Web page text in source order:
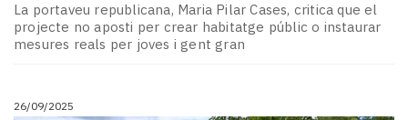
La portaveu republicana, Maria Pilar Cases, critica que el
projecte no aposti per crear habitatge públic o instaurar
mesures reals per joves i gent gran
26/09/2025